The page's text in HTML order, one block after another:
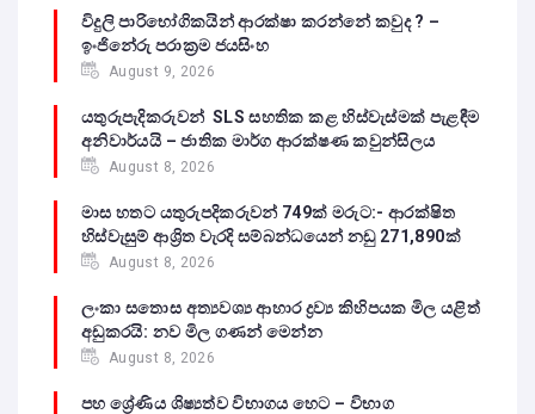
විදුලි පාරිභෝගිකයින් ආරක්ෂා කරන්නේ කවුද ? –
ඉංජිනේරු පරාක්‍රම ජයසිංහ
August 9, 2026
යතුරුපැදිකරුවන් SLS සහතික කළ හිස්වැස්මක් පැළඳීම
අනිවාර්යයි – ජාතික මාර්ග ආරක්ෂණ කවුන්සිලය
August 8, 2026
මාස හතට යතුරුපදිකරුවන් 749ක් මරුට:- ආරක්ෂිත
හිස්වැසුම් ආශ්‍රිත වැරදි සම්බන්ධයෙන් නඩු 271,890ක්
August 8, 2026
ලංකා සතොස අත්‍යවශ්‍ය ආහාර ද්‍රව්‍ය කිහිපයක මිල යළිත්
අඩුකරයි: නව මිල ගණන් මෙන්න
August 8, 2026
පහ ශ්‍රේණිය ශිෂ්‍යත්ව විභාගය හෙට – විභාග